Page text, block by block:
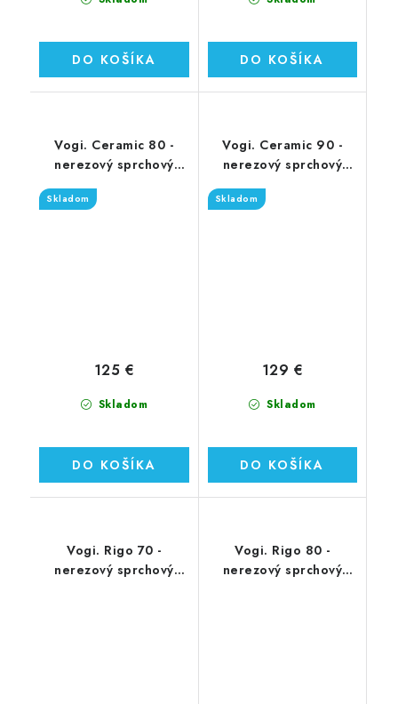
DO KOŠÍKA DO KOŠÍKA
Vogi. Ceramic 80 -
nerezový sprchový
žľab 80 cm (RD80set)
Skladom
Skladom
125 €
DO KOŠÍKA
Vogi. Ceramic 90 -
nerezový sprchový
žľab 90 cm (RD90set)
Skladom
Skladom
129 €
DO KOŠÍKA
Vogi. Rigo 70 -
nerezový sprchový
Vogi. Rigo 80 -
nerezový sprchový